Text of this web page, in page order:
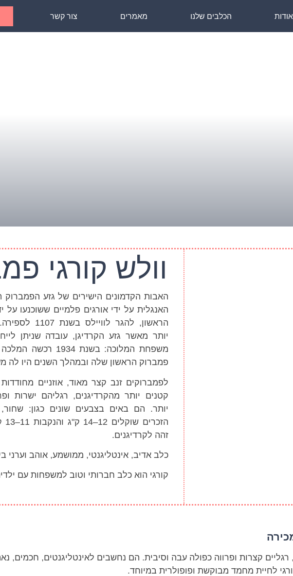
אודות הכלבים שלנו מאמרים צור קשר
וולש קורגי
האבות הקדמונים הישירים של גזע
האנגלית על ידי אורגים פלמיים ששוכנעו על
הראשון, להגר
יותר מאשר גזע הקרדיגן, עובדה שניתן
משפחת המלוכה: בשנת
פמברוק הראשון שלה ובמהלך השנים היו לה מעל ל-30
לפמברוקים זנב קצר מאוד, אוזניים
קטנים יותר מהקרדיגנים, רגליהם ישרות
יותר. הם באים בצבעים שונים כגון:
זהה לקרדיגנים.
כלב אדיב, אינטליגנטי, ממושמע, אוהב וערני
קורגי הוא כלב חברותי וטוב למשפחות עם
קצרות ופרווה כפולה עבה וסיבית. הם נחשבים לאינטליגנטים, חכמים,
לחיית מחמד מבוקשת ופופולרית במיוחד.